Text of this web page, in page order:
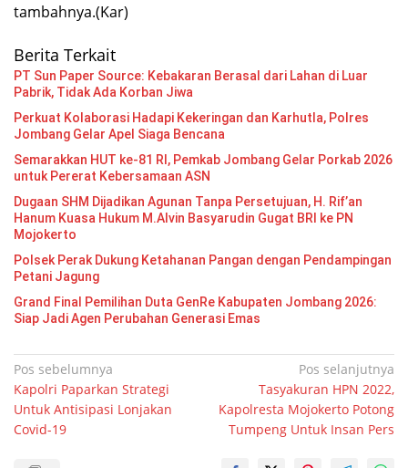
tambahnya.(Kar)
Berita Terkait
PT Sun Paper Source: Kebakaran Berasal dari Lahan di Luar
Pabrik, Tidak Ada Korban Jiwa
Perkuat Kolaborasi Hadapi Kekeringan dan Karhutla, Polres
Jombang Gelar Apel Siaga Bencana
Semarakkan HUT ke-81 RI, Pemkab Jombang Gelar Porkab 2026
untuk Pererat Kebersamaan ASN
Dugaan SHM Dijadikan Agunan Tanpa Persetujuan, H. Rif’an
Hanum Kuasa Hukum M.Alvin Basyarudin Gugat BRI ke PN
Mojokerto
Polsek Perak Dukung Ketahanan Pangan dengan Pendampingan
Petani Jagung
Grand Final Pemilihan Duta GenRe Kabupaten Jombang 2026:
Siap Jadi Agen Perubahan Generasi Emas
Navigasi
pos
Pos sebelumnya
Kapolri Paparkan Strategi
Untuk Antisipasi Lonjakan
Covid-19
Pos selanjutnya
Tasyakuran HPN 2022,
Kapolresta Mojokerto Potong
Tumpeng Untuk Insan Pers